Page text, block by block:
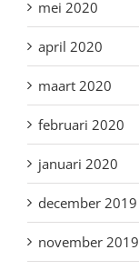
mei 2020
april 2020
maart 2020
februari 2020
januari 2020
december 2019
november 2019